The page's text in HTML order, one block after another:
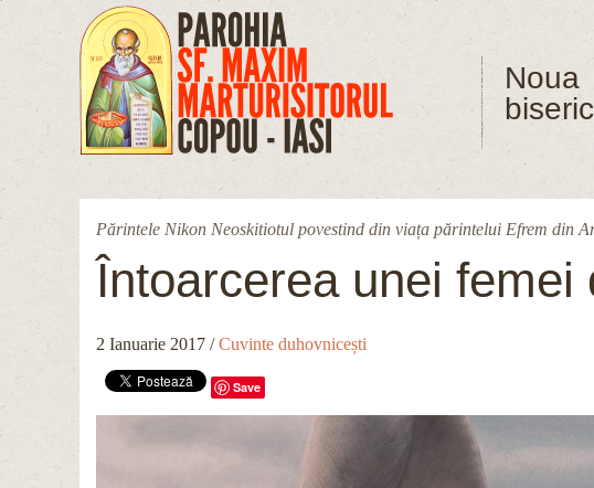
Mergi la conţinutul principal
Noua
Părintele Nikon Neoskitiotul povestind din viața părintelui Efrem din
Întoarcerea unei femei
2 Ianuarie 2017 /Cuvinte duhovnicești
Save